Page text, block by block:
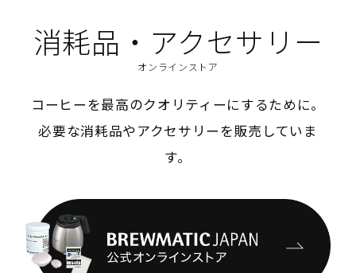
消耗品・アクセサリー
オンラインストア
コーヒーを最高のクオリティーにするために。
必要な消耗品やアクセサリーを販売していま
す。